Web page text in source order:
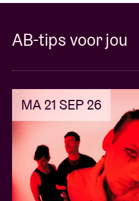
AB-tips voor jou
MA 21 SEP 26